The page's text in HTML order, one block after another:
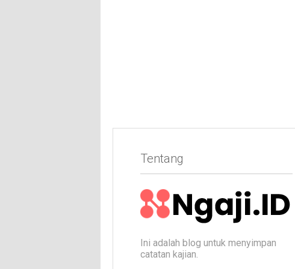
Tentang
Ini adalah blog untuk menyimpan
catatan kajian.